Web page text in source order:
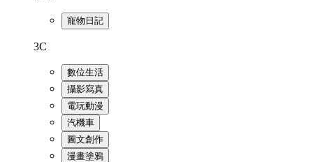
寵物日記
3C
數位生活
攝影寫真
電玩動漫
汽機車
圖文創作
漫畫塗鴉